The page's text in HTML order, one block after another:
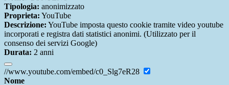
Tipologia: anonimizzato
Proprieta: YouTube
Descrizione: YouTube imposta questo cookie tramite video youtube
incorporati e registra dati statistici anonimi. (Utilizzato per il
consenso dei servizi Google)
Durata: 2 anni
//www.youtube.com/embed/c0_Slg7eR28
Nome